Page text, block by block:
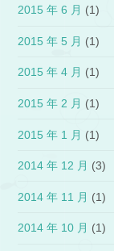
2015 年 6 月 (1)
2015 年 5 月 (1)
2015 年 4 月 (1)
2015 年 2 月 (1)
2015 年 1 月 (1)
2014 年 12 月 (3)
2014 年 11 月 (1)
2014 年 10 月 (1)